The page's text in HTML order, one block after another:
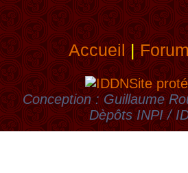
Accueil|
Site
Conception : Guillaume
Dèpôts INPI /